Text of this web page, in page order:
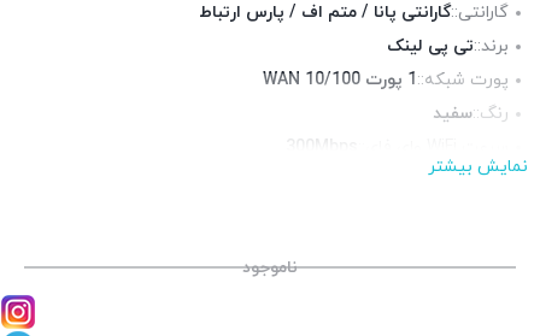
گارانتی::گارانتی پانا / متم اف / پارس ارتباط
برند::تی پی لینک
پورت شبکه::1 پورت WAN 10/100
رنگ::سفید
300Mbps
آنتن::2 عدد آنتن 5 دسیبل
نمایش بیشتر
ناموجود